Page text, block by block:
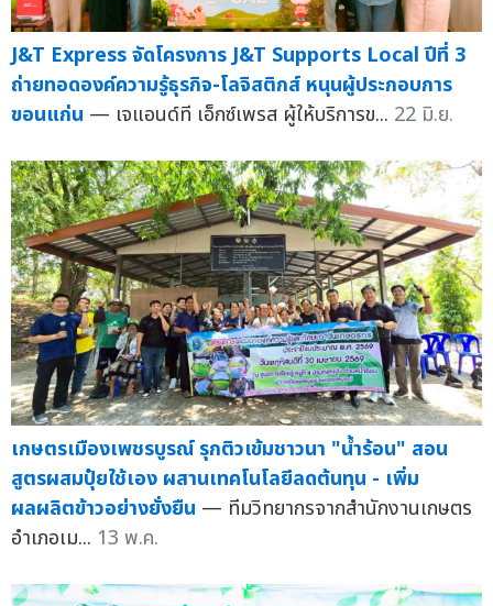
J&T Express จัดโครงการ J&T Supports Local ปีที่ 3
ถ่ายทอดองค์ความรู้ธุรกิจ-โลจิสติกส์ หนุนผู้ประกอบการ
ขอนแก่น — เจแอนด์ที เอ็กซ์เพรส ผู้ให้บริการข... 22 มิ.ย.
เกษตรเมืองเพชรบูรณ์ รุกติวเข้มชาวนา "น้ำร้อน" สอน
สูตรผสมปุ๋ยใช้เอง ผสานเทคโนโลยีลดต้นทุน - เพิ่ม
ผลผลิตข้าวอย่างยั่งยืน — ทีมวิทยากรจากสำนักงานเกษตร
อำเภอเม... 13 พ.ค.